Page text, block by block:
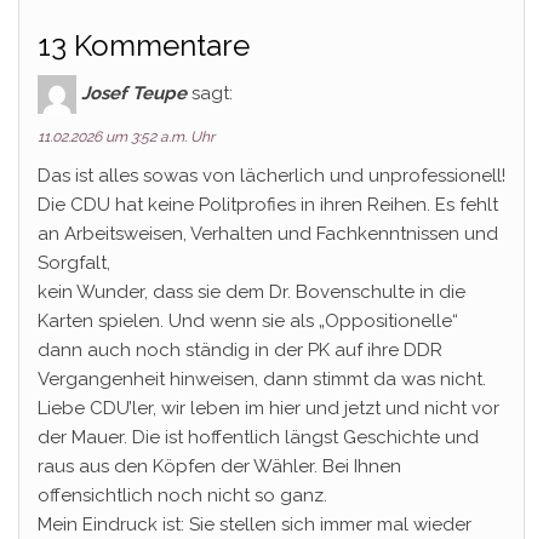
13 Kommentare
Josef Teupe sagt:
11.02.2026 um 3:52 a.m. Uhr
Das ist alles sowas von lächerlich und unprofessionell!
Die CDU hat keine Politprofies in ihren Reihen. Es fehlt
an Arbeitsweisen, Verhalten und Fachkenntnissen und
Sorgfalt,
kein Wunder, dass sie dem Dr. Bovenschulte in die
Karten spielen. Und wenn sie als „Oppositionelle“
dann auch noch ständig in der PK auf ihre DDR
Vergangenheit hinweisen, dann stimmt da was nicht.
Liebe CDU’ler, wir leben im hier und jetzt und nicht vor
der Mauer. Die ist hoffentlich längst Geschichte und
raus aus den Köpfen der Wähler. Bei Ihnen
offensichtlich noch nicht so ganz.
Mein Eindruck ist: Sie stellen sich immer mal wieder